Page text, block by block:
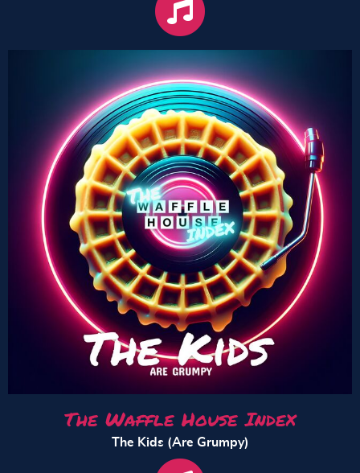
The Waffle House Index
The Kids (Are Grumpy)